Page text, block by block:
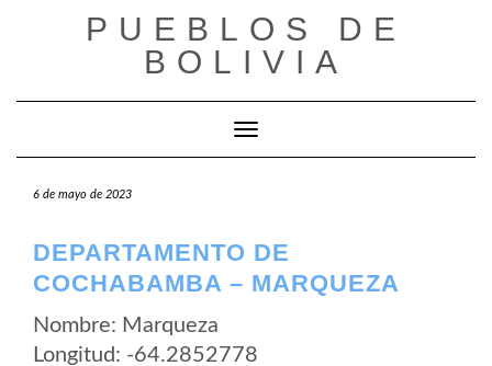
PUEBLOS DE
BOLIVIA
Cambiar modo de navegación
6 de mayo de 2023
DEPARTAMENTO DE
COCHABAMBA – MARQUEZA
Nombre: Marqueza
Longitud: -64.2852778